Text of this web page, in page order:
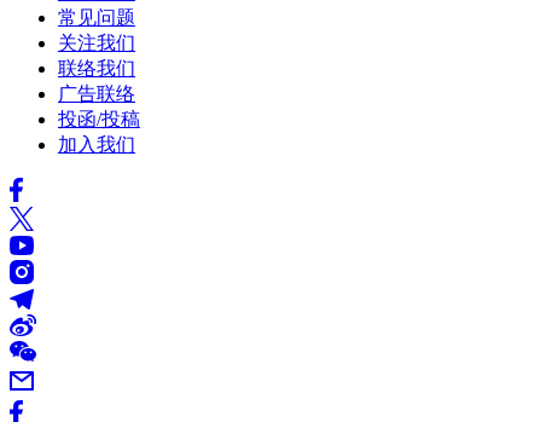
常见问题
关注我们
联络我们
广告联络
投函/投稿
加入我们